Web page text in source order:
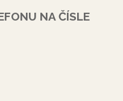
NA ČÍSLE